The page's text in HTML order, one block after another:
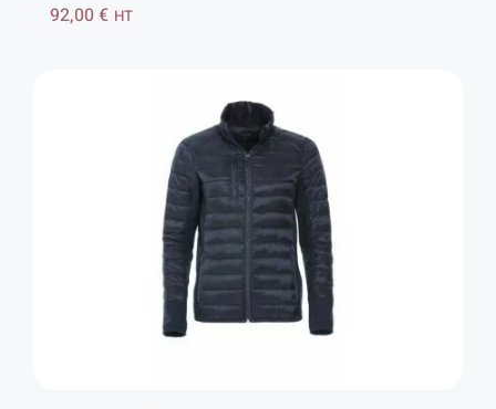
92,00€ HT